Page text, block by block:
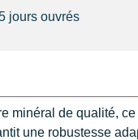
jours ouvrés
minéral de qualité,
une robustesse